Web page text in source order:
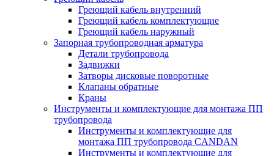
Греющий кабель внутренний
Греющий кабель комплектующие
Греющий кабель наружный
Запорная трубопроводная арматура
Детали трубопровода
Задвижки
Затворы дисковые поворотные
Клапаны обратные
Краны
Инструменты и комплектующие для монтажа ПП
трубопровода
Инструменты и комплектующие для
монтажа ПП трубопровода CANDAN
Инструменты и комплектующие для